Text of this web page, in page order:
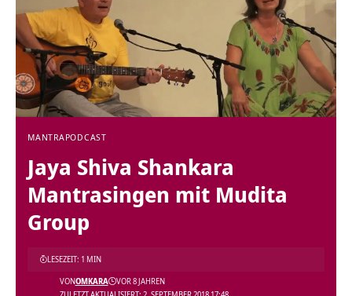
MANTRAPODCAST
Jaya Shiva Shankara
Mantrasingen mit Mudita
Group
VONOMKARA VOR 8 JAHREN
LESEZEIT: 1 MIN